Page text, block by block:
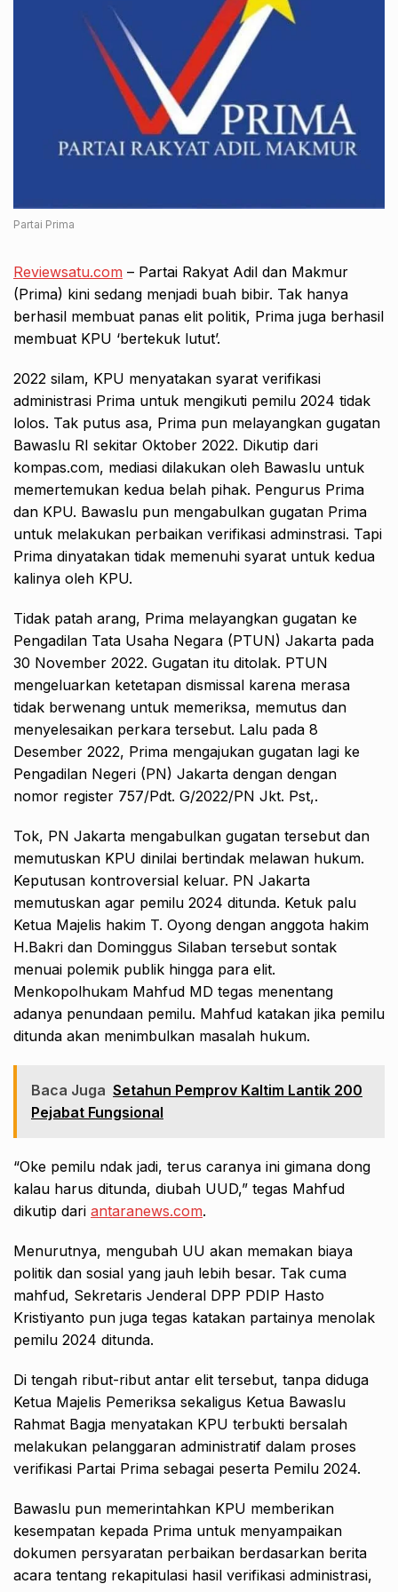
Partai Prima
Reviewsatu.com – Partai Rakyat Adil dan Makmur
(Prima) kini sedang menjadi buah bibir. Tak hanya
berhasil membuat panas elit politik, Prima juga berhasil
membuat KPU ‘bertekuk lutut’.
2022 silam, KPU menyatakan syarat verifikasi
administrasi Prima untuk mengikuti pemilu 2024 tidak
lolos. Tak putus asa, Prima pun melayangkan gugatan
Bawaslu RI sekitar Oktober 2022. Dikutip dari
kompas.com, mediasi dilakukan oleh Bawaslu untuk
memertemukan kedua belah pihak. Pengurus Prima
dan KPU. Bawaslu pun mengabulkan gugatan Prima
untuk melakukan perbaikan verifikasi adminstrasi. Tapi
Prima dinyatakan tidak memenuhi syarat untuk kedua
kalinya oleh KPU.
Tidak patah arang, Prima melayangkan gugatan ke
Pengadilan Tata Usaha Negara (PTUN) Jakarta pada
30 November 2022. Gugatan itu ditolak. PTUN
mengeluarkan ketetapan dismissal karena merasa
tidak berwenang untuk memeriksa, memutus dan
menyelesaikan perkara tersebut. Lalu pada 8
Desember 2022, Prima mengajukan gugatan lagi ke
Pengadilan Negeri (PN) Jakarta dengan dengan
nomor register 757/Pdt. G/2022/PN Jkt. Pst,.
Tok, PN Jakarta mengabulkan gugatan tersebut dan
memutuskan KPU dinilai bertindak melawan hukum.
Keputusan kontroversial keluar. PN Jakarta
memutuskan agar pemilu 2024 ditunda. Ketuk palu
Ketua Majelis hakim T. Oyong dengan anggota hakim
H.Bakri dan Dominggus Silaban tersebut sontak
menuai polemik publik hingga para elit.
Menkopolhukam Mahfud MD tegas menentang
adanya penundaan pemilu. Mahfud katakan jika pemilu
ditunda akan menimbulkan masalah hukum.
Baca Juga Setahun Pemprov Kaltim Lantik 200
Pejabat Fungsional
“Oke pemilu ndak jadi, terus caranya ini gimana dong
kalau harus ditunda, diubah UUD,” tegas Mahfud
dikutip dari antaranews.com.
Menurutnya, mengubah UU akan memakan biaya
politik dan sosial yang jauh lebih besar. Tak cuma
mahfud, Sekretaris Jenderal DPP PDIP Hasto
Kristiyanto pun juga tegas katakan partainya menolak
pemilu 2024 ditunda.
Di tengah ribut-ribut antar elit tersebut, tanpa diduga
Ketua Majelis Pemeriksa sekaligus Ketua Bawaslu
Rahmat Bagja menyatakan KPU terbukti bersalah
melakukan pelanggaran administratif dalam proses
verifikasi Partai Prima sebagai peserta Pemilu 2024.
Bawaslu pun memerintahkan KPU memberikan
kesempatan kepada Prima untuk menyampaikan
dokumen persyaratan perbaikan berdasarkan berita
acara tentang rekapitulasi hasil verifikasi administrasi,